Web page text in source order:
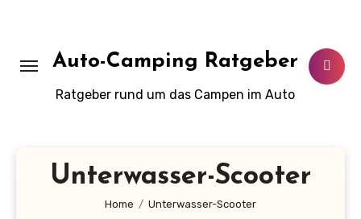
Auto-Camping Ratgeber
Ratgeber rund um das Campen im Auto
Unterwasser-Scooter
Home Unterwasser-Scooter